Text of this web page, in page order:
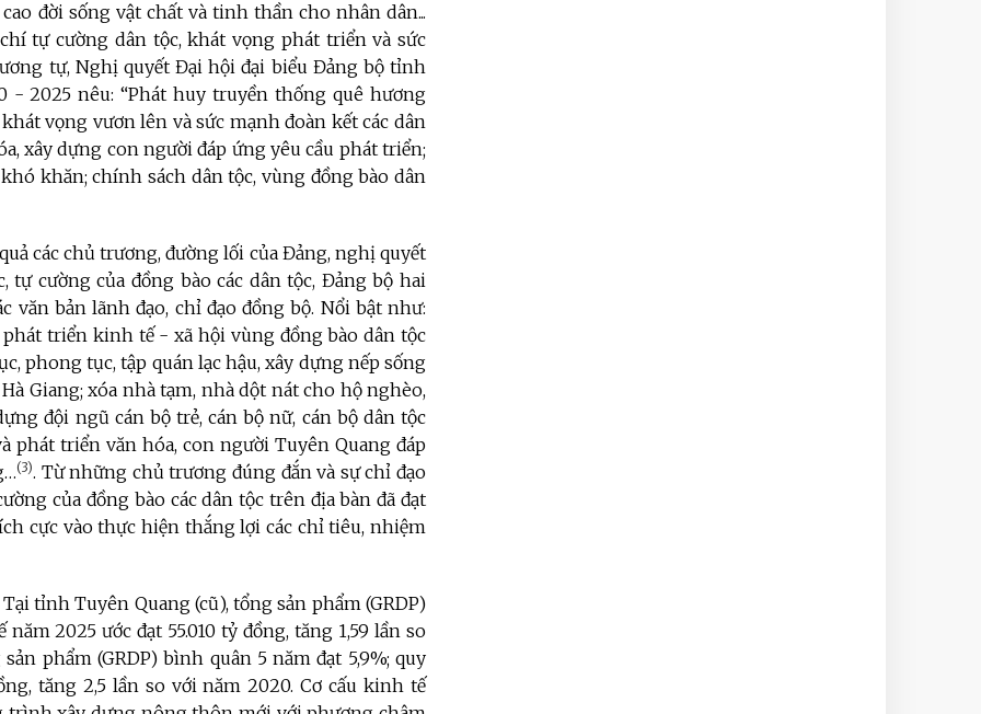
đời sống vật chất và tinh thần cho nhân dân...
tự cường dân tộc, khát vọng phát triển và sức
tự, Nghị quyết Đại hội đại biểu Đảng bộ tỉnh
- 2025 nêu: “Phát huy truyền thống quê hương
vọng vươn lên và sức mạnh đoàn kết các dân
xây dựng con người đáp ứng yêu cầu phát triển;
khăn; chính sách dân tộc, vùng đồng bào dân
các chủ trương, đường lối của Đảng, nghị quyết
cường của đồng bào các dân tộc, Đảng bộ hai
văn bản lãnh đạo, chỉ đạo đồng bộ. Nổi bật như:
triển kinh tế - xã hội vùng đồng bào dân tộc
phong tục, tập quán lạc hậu, xây dựng nếp sống
Giang; xóa nhà tạm, nhà dột nát cho hộ nghèo,
đội ngũ cán bộ trẻ, cán bộ nữ, cán bộ dân tộc
phát triển văn hóa, con người Tuyên Quang đáp
…(3). Từ những chủ trương đúng đắn và sự chỉ đạo
của đồng bào các dân tộc trên địa bàn đã đạt
cực vào thực hiện thắng lợi các chỉ tiêu, nhiệm
tỉnh Tuyên Quang (cũ), tổng sản phẩm (GRDP)
2025 ước đạt 55.010 tỷ đồng, tăng 1,59 lần so
phẩm (GRDP) bình quân 5 năm đạt 5,9%; quy
tăng 2,5 lần so với năm 2020. Cơ cấu kinh tế